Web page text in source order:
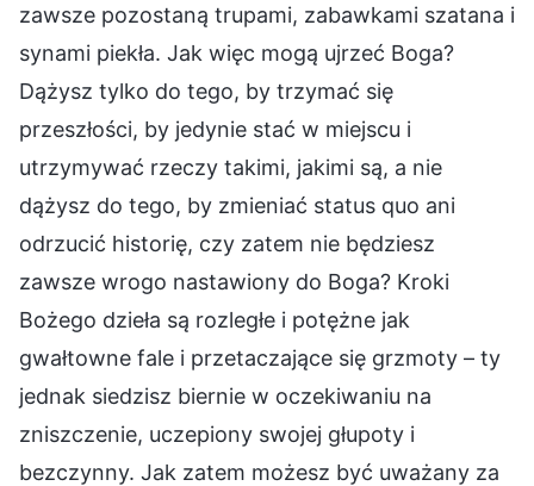
zawsze pozostaną trupami, zabawkami szatana i
synami piekła. Jak więc mogą ujrzeć Boga?
Dążysz tylko do tego, by trzymać się
przeszłości, by jedynie stać w miejscu i
utrzymywać rzeczy takimi, jakimi są, a nie
dążysz do tego, by zmieniać status quo ani
odrzucić historię, czy zatem nie będziesz
zawsze wrogo nastawiony do Boga? Kroki
Bożego dzieła są rozległe i potężne jak
gwałtowne fale i przetaczające się grzmoty – ty
jednak siedzisz biernie w oczekiwaniu na
zniszczenie, uczepiony swojej głupoty i
bezczynny. Jak zatem możesz być uważany za